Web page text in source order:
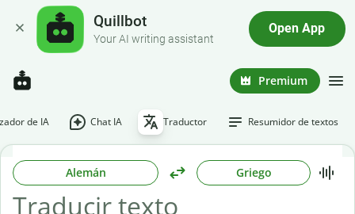
Quillbot
Your AI writing assistant
Open App
Premium
de IA Chat IA Traductor Resumidor de textos
Alemán Griego